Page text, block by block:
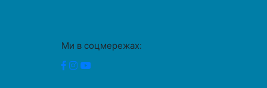
Ми в соцмережах: